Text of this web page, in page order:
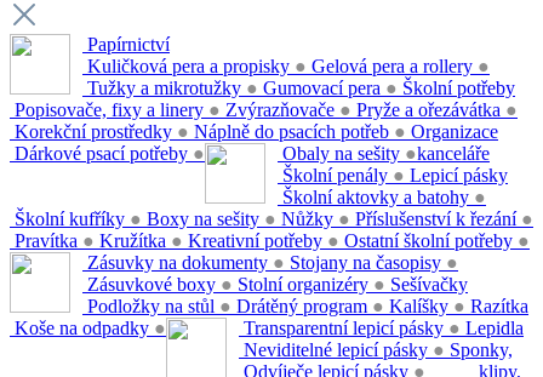
Papírnictví
Kuličková pera a propisky ● Gelová pera a rollery ●
Tužky a mikrotužky ● Gumovací pera ●
Popisovače, fixy a linery ● Zvýrazňovače ● Pryže a ořezávátka ●
Korekční prostředky ● Náplně do psacích potřeb ●
Dárkové psací potřeby ●
Školní potřeby
Obaly na sešity ●
Školní penály ●
Školní aktovky a batohy ●
Školní kufříky ● Boxy na sešity ● Nůžky ● Příslušenství k řezání ●
Pravítka ● Kružítka ● Kreativní potřeby ● Ostatní školní potřeby ●
Organizace
kanceláře
Zásuvky na dokumenty ● Stojany na časopisy ●
Zásuvkové boxy ● Stolní organizéry ●
Podložky na stůl ● Drátěný program ● Kalíšky ●
Koše na odpadky ●
Lepicí pásky
Transparentní lepicí pásky ●
Neviditelné lepicí pásky ●
Odvíječe lepicí pásky ●
Sešívačky
Razítka
Lepidla
Sponky,
klipy,